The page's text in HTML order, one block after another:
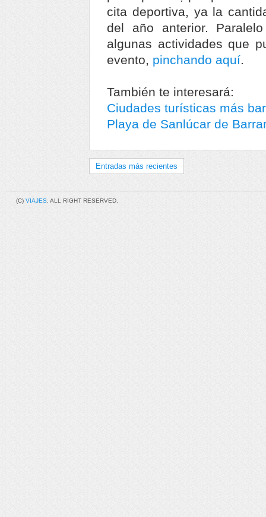
cita deportiva, ya la
del año anterior.
algunas actividades que
evento, pinchando aquí.
También te interesará:
Ciudades turísticas más
Playa de Sanlúcar de
Entradas más recientes
(C) VIAJES. ALL RIGHT RESERVED.